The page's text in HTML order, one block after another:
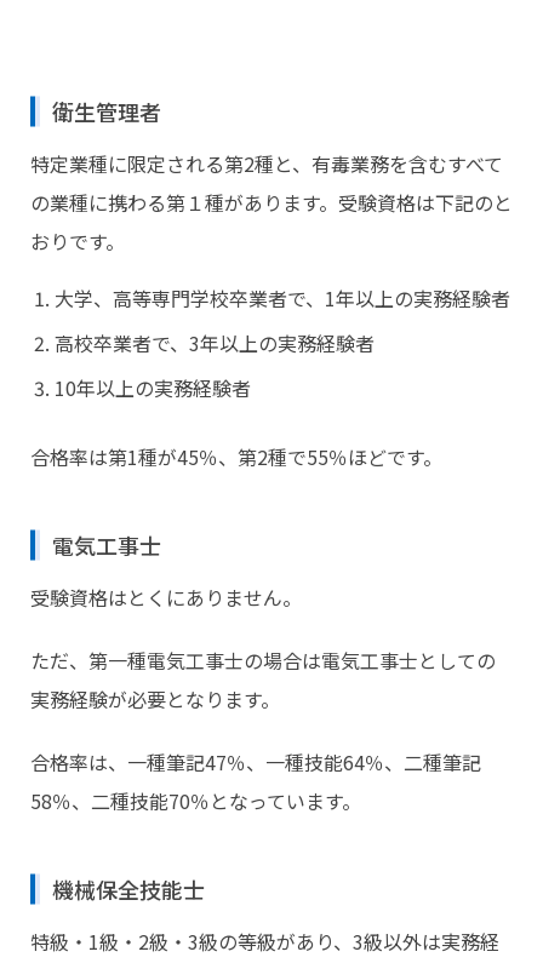
衛生管理者
特定業種に限定される第2種と、有毒業務を含むすべて
の業種に携わる第１種があります。受験資格は下記のと
おりです。
大学、高等専門学校卒業者で、1年以上の実務経験者
高校卒業者で、3年以上の実務経験者
10年以上の実務経験者
合格率は第1種が45％、第2種で55％ほどです。
電気工事士
受験資格はとくにありません。
ただ、第一種電気工事士の場合は電気工事士としての
実務経験が必要となります。
合格率は、一種筆記47％、一種技能64％、二種筆記
58％、二種技能70％となっています。
機械保全技能士
特級・1級・2級・3級の等級があり、3級以外は実務経